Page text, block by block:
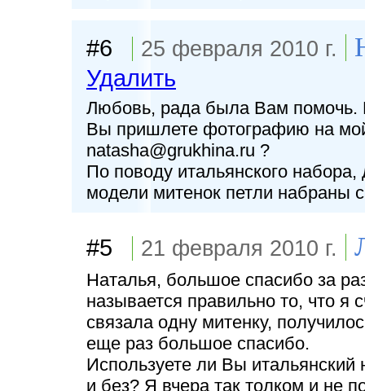
#6 25 февраля 2010 г.
Удалить
Любовь, рада была Вам помочь.
Вы пришлете фотографию на
natasha@grukhina.ru ?
По поводу итальянского
модели митенок петли
#5 21 февраля 2010 г.
Наталья, большое спасибо за
называется правильно то, что я
связала одну митенку,
еще раз большое спасибо.
Используете ли Вы итальянский
и без? Я вчера так толком и не